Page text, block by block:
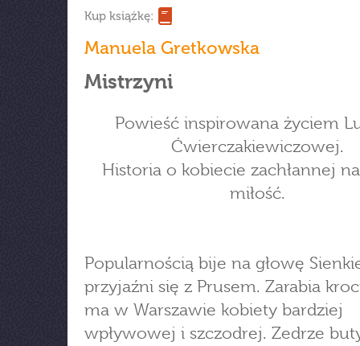
Kup książkę:
Manuela Gretkowska
Mistrzyni
Powieść inspirowana życiem
Ćwierczakiewiczowej.
Historia o kobiecie zachłannej
miłość.
Popularnością bije na głowę
przyjaźni się z Prusem. Zarabia
ma w Warszawie kobiety bardziej
wpływowej i szczodrej. Zedrze